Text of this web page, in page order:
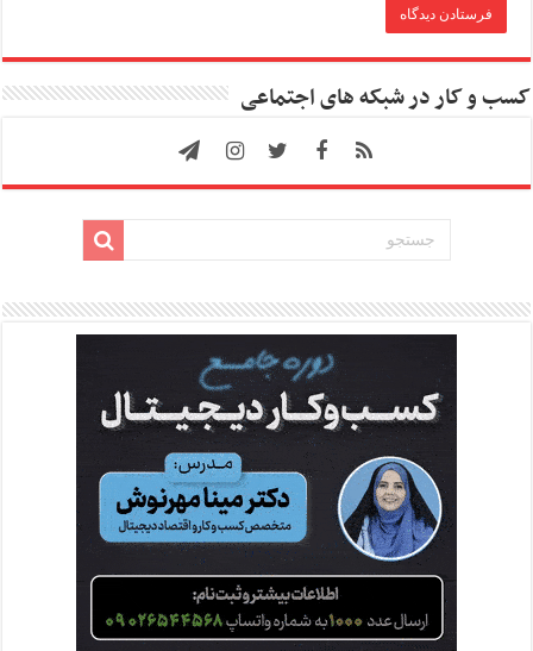
کسب و کار در شبکه های اجتماعی